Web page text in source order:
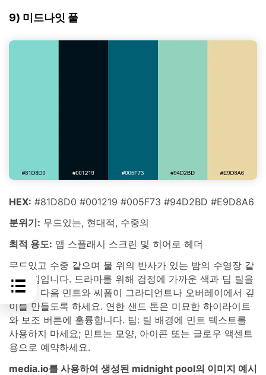
9) 미드나잇 풀
HEX: #81D8D0 #001219 #005F73 #94D2BD #E9D8A6
분위기: 무드있는, 현대적, 수중의
최적 용도: 앱 스플래시 스크린 및 히어로 헤더
무드있고 수중 같으며 물 위의 반사가 있는 밤의 수영장 같
은 느낌입니다. 드라마를 위해 검정에 가까운 색과 딥 틸을
사용한 다음 민트와 씨폼이 그라디언트나 오버레이에서 깊
이를 만들도록 하세요. 연한 샌드 톤은 미묘한 하이라이트
와 보조 버튼에 훌륭합니다. 팁: 틸 배경에 민트 텍스트를
사용하지 마세요; 민트는 모양, 아이콘 또는 글로우 액센트
용으로 예약하세요.
media.io를 사용하여 생성된 midnight pool의 이미지 예시